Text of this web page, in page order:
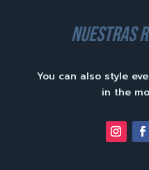
nuestras
You can also style
in the